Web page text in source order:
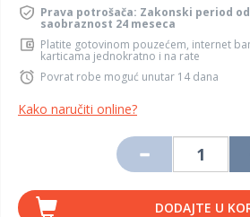
Prava potrošača: Zakonski period
saobraznost 24 meseca
Platite gotovinom pouzećem, internet
karticama jednokratno i na rate
Povrat robe moguć unutar 14 dana
Kako naručiti online?
DODAJTE U